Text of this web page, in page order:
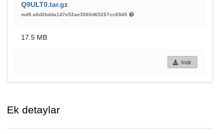
Q9ULT0.tar.gz
md5:a6d2bdda147e52ae3560d65257cc6945
17.5 MB
İndir
Ek detaylar